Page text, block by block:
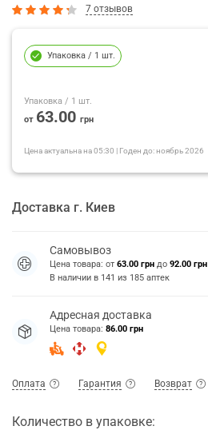
7 отзывов
Упаковка / 1 шт.
Упаковка / 1 шт.
от 63.00 грн
Цена актуальна на05:30 | Годен до:ноябрь 2026
Доставка г. Киев
Самовывоз
Цена товара: от 63.00 грн до 92.00 грн
В наличии в 141 из 185 аптек
Адресная доставка
Цена товара: 86.00 грн
Оплата Гарантия Возврат
Количество в упаковке: